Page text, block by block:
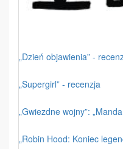
„Dzień objawienia” -
„Supergirl” - recenzja
„Gwiezdne wojny”:
„Robin Hood: Koniec